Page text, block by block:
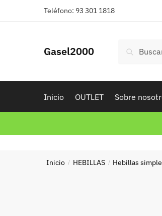
Teléfono: 93 301 1818
Gasel2000
por:
Buscar
Inicio OUTLET Sobre
Inicio / HEBILLAS / Hebillas